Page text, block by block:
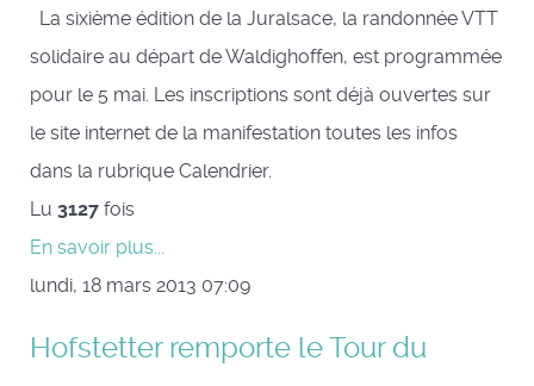
La sixième édition de la Juralsace, la randonnée VTT
solidaire au départ de Waldighoffen, est programmée
pour le 5 mai. Les inscriptions sont déjà ouvertes sur
le site internet de la manifestation toutes les infos
dans la rubrique Calendrier.
Lu 3127 fois
En savoir plus...
lundi, 18 mars 2013 07:09
Hofstetter remporte le Tour du